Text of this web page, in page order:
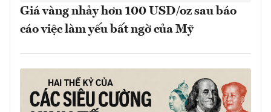
Giá vàng nhảy hơn 100 USD/oz sau báo
cáo việc làm yếu bất ngờ của Mỹ